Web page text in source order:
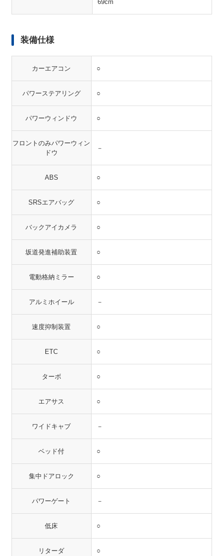
69cm
装備仕様
カーエアコン ○
パワーステアリング ○
パワーウィンドウ ○
フロントのみパワーウィン
ドウ
－
ABS ○
SRSエアバッグ ○
バックアイカメラ ○
坂道発進補助装置 ○
電動格納ミラー ○
アルミホイール －
速度抑制装置 ○
ETC ○
ターボ ○
エアサス ○
ワイドキャブ －
ベッド付 ○
集中ドアロック ○
パワーゲート －
低床 ○
リターダ ○